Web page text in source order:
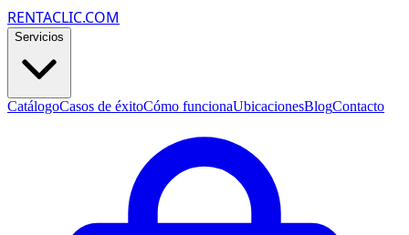
RENTACLIC.COM
Servicios
CatálogoCasos de éxitoCómo funcionaUbicacionesBlogContacto